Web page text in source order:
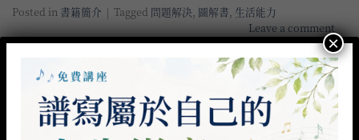
Posted in 書籍簡介 | Tagged 問題解決 圖解書 生活能力
Leave a comment
近期新消息
×